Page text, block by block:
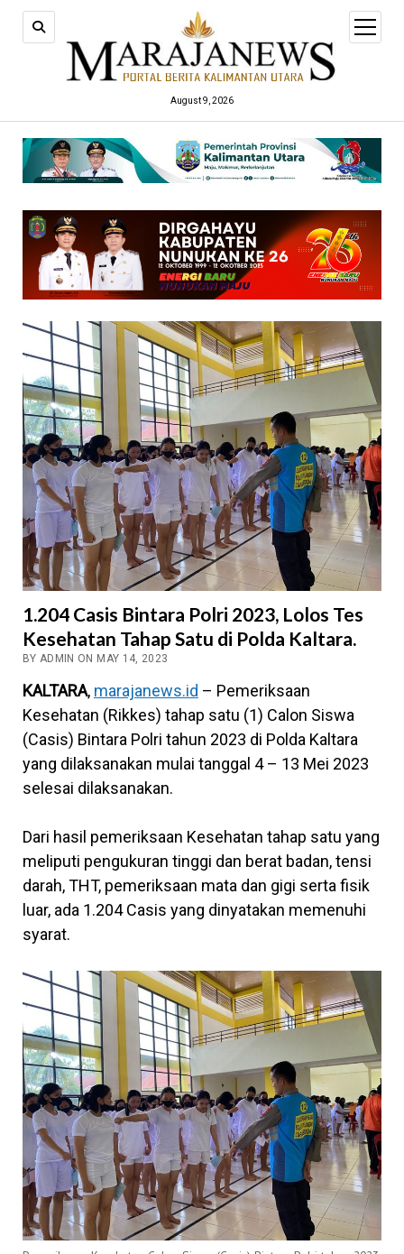
August 9, 2026
open
menu
1.204 Casis Bintara Polri 2023, Lolos Tes
Kesehatan Tahap Satu di Polda Kaltara.
BY ADMIN ON MAY 14, 2023
KALTARA, marajanews.id – Pemeriksaan
Kesehatan (Rikkes) tahap satu (1) Calon Siswa
(Casis) Bintara Polri tahun 2023 di Polda Kaltara
yang dilaksanakan mulai tanggal 4 – 13 Mei 2023
selesai dilaksanakan.
Dari hasil pemeriksaan Kesehatan tahap satu yang
meliputi pengukuran tinggi dan berat badan, tensi
darah, THT, pemeriksaan mata dan gigi serta fisik
luar, ada 1.204 Casis yang dinyatakan memenuhi
syarat.